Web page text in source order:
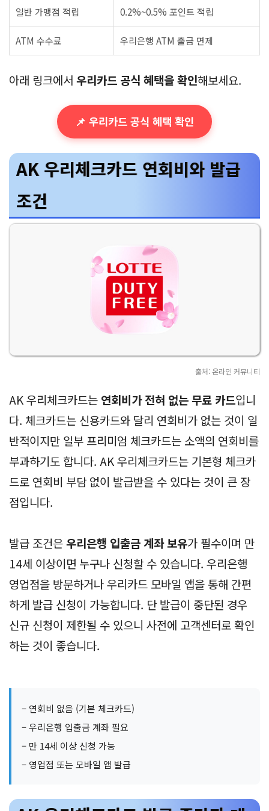
일반 가맹점 적립 0.2%~0.5% 포인트 적립
ATM 수수료 우리은행 ATM 출금 면제
아래 링크에서 우리카드 공식 혜택을 확인해보세요.
📌 우리카드 공식 혜택 확인
AK 우리체크카드 연회비와 발급
조건
출처: 온라인 커뮤니티
AK 우리체크카드는 연회비가 전혀 없는 무료 카드입니
다. 체크카드는 신용카드와 달리 연회비가 없는 것이 일
반적이지만 일부 프리미엄 체크카드는 소액의 연회비를
부과하기도 합니다. AK 우리체크카드는 기본형 체크카
드로 연회비 부담 없이 발급받을 수 있다는 것이 큰 장
점입니다.
발급 조건은우리은행 입출금 계좌 보유가 필수이며 만
14세 이상이면 누구나 신청할 수 있습니다. 우리은행
영업점을 방문하거나 우리카드 모바일 앱을 통해 간편
하게 발급 신청이 가능합니다. 단 발급이 중단된 경우
신규 신청이 제한될 수 있으니 사전에 고객센터로 확인
하는 것이 좋습니다.
– 연회비 없음 (기본 체크카드)
– 우리은행 입출금 계좌 필요
– 만 14세 이상 신청 가능
– 영업점 또는 모바일 앱 발급